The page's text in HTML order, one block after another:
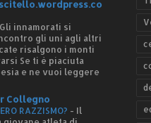
Gli innamorati si
gli uni agli altri
risalgono i monti
Se ti è piaciuta
e ne vuoi leggere
Collegno
RAZZISMO? - Il